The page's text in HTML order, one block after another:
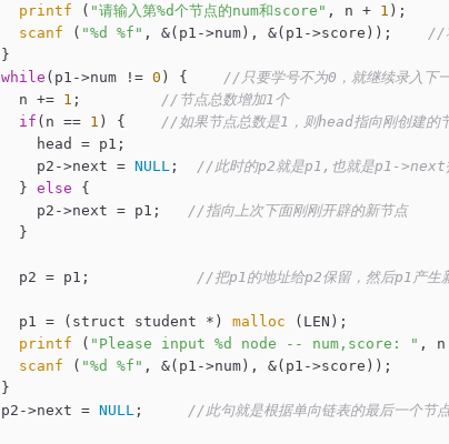
printf ( "请输入第%d个节点的num和score" , n + 1 );
scanf ( "%d %f" , &(p1->num), &(p1->score));
//
while (p1->num != 0 ) {
//只要学号不为0，就继续录入下
    n +=
1 ;
//节点总数增加1个
if (n == 1 ) {
//如果节点总数是1，则head指向刚创建的
      p2->next =
NULL ;
//此时的p2就是p1,也就是p1->next
    }
else {
      p2->next = p1;
//指向上次下面刚刚开辟的新节点
    p2 = p1;
//把p1的地址给p2保留，然后p1产生
    p1 = (struct student *)
malloc (LEN);
printf ( "Please input %d node -- num,score: " , n
scanf ( "%d %f" , &(p1->num), &(p1->score));
  p2->next =
NULL ; //此句就是根据单向链表的最后一个节